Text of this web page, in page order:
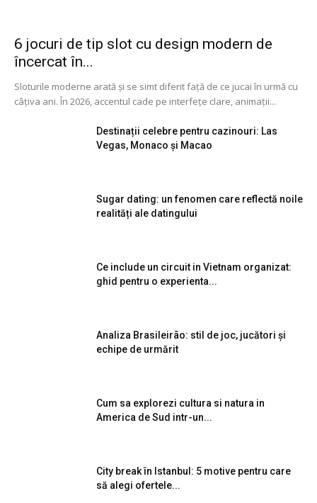
6 jocuri de tip slot cu design modern de
încercat în...
Sloturile moderne arată și se simt diferit față de ce jucai în urmă cu
câțiva ani. În 2026, accentul cade pe interfețe clare, animații...
Destinații celebre pentru cazinouri: Las
Vegas, Monaco și Macao
Sugar dating: un fenomen care reflectă noile
realități ale datingului
Ce include un circuit in Vietnam organizat:
ghid pentru o experienta...
Analiza Brasileirão: stil de joc, jucători și
echipe de urmărit
Cum sa explorezi cultura si natura in
America de Sud intr-un...
City break în Istanbul: 5 motive pentru care
să alegi ofertele...